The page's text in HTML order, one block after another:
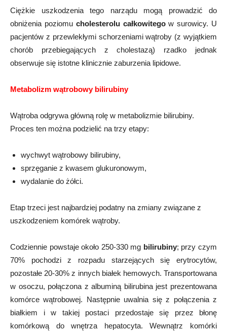
Ciężkie uszkodzenia tego narządu mogą prowadzić do
obniżenia poziomu cholesterolu całkowitegow surowicy. U
pacjentów z przewlekłymi schorzeniami wątroby (z wyjątkiem
chorób przebiegających z cholestazą) rzadko jednak
obserwuje się istotne klinicznie zaburzenia lipidowe.
Metabolizm wątrobowy bilirubiny
Wątroba odgrywa główną rolę w metabolizmie bilirubiny.
Proces ten można podzielić na trzy etapy:
wychwyt wątrobowy bilirubiny,
sprzęganie z kwasem glukuronowym,
wydalanie do żółci.
Etap trzeci jest najbardziej podatny na zmiany związane z
uszkodzeniem komórek wątroby.
Codziennie powstaje około 250-330 mg bilirubiny; przy czym
70% pochodzi z rozpadu starzejących się erytrocytów,
pozostałe 20-30% z innych białek hemowych. Transportowana
w osoczu, połączona z albuminą bilirubina jest prezentowana
komórce wątrobowej. Następnie uwalnia się z połączenia z
białkiem i w takiej postaci przedostaje się przez błonę
komórkową do wnętrza hepatocyta. Wewnątrz komórki